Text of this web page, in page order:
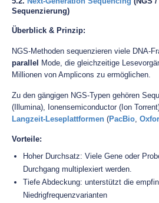
Sequenzierung)
Überblick & Prinzip:
NGS-Methoden sequenzieren viele DNA-
parallel
Mode, die gleichzeitige
Millionen von Amplicons zu ermöglichen.
Zu den gängigen NGS-Typen gehören
(Illumina), Ionensemiconductor (Ion
Langzeit-Leseplattformen (PacBio,
Vorteile:
Hoher Durchsatz: Viele Gene oder
Durchgang multiplexiert werden.
Tiefe Abdeckung: unterstützt die
Niedrigfrequenzvarianten